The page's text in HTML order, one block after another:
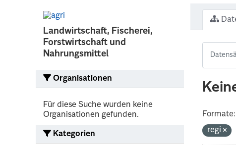
Landwirtschaft, Fischerei,
Forstwirtschaft und
Nahrungsmittel
Organisationen
Für diese Suche wurden keine
Organisationen gefunden.
Kategorien
Formate:
regi